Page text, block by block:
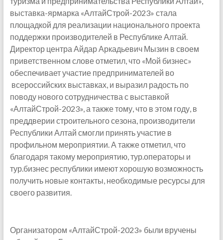
выставка-ярмарка «АлтайСтрой-2023» стала
площадкой для реализации национального проекта
поддержки производителей в Республике Алтай.
Директор центра Айдар Аркадьевич Мызин в своем
приветственном слове отметил, что «Мой бизнес»
обеспечивает участие предпринимателей во
всероссийских выставках, и выразил радость по
поводу нового сотрудничества с выставкой
«АлтайСтрой-2023», а также тому, что в этом году, в
преддверии строительного сезона, производители
Республики Алтай смогли принять участие в
профильном мероприятии. А также отметил, что
благодаря такому мероприятию, тур.операторы и
тур.бизнес республики имеют хорошую возможность
получить новые контакты, необходимые ресурсы для
своего развития.
Организатором «АлтайСтрой-2023» были вручены